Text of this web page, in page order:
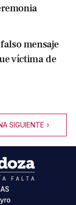
mensaje
víctima de
SIGUIENTE ›